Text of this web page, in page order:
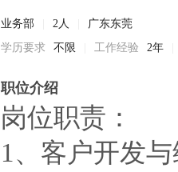
业务部 2人
广东东莞
学历要求
不限 工作经验 2年
职位介绍
岗位职责：
1、客户开发